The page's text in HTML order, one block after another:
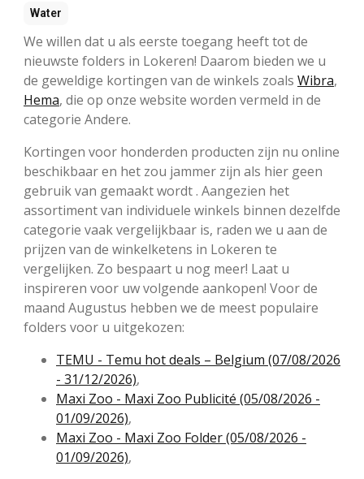
Water
We willen dat u als eerste toegang heeft tot de
nieuwste folders in Lokeren! Daarom bieden we u
de geweldige kortingen van de winkels zoals Wibra,
Hema, die op onze website worden vermeld in de
categorie Andere.
Kortingen voor honderden producten zijn nu online
beschikbaar en het zou jammer zijn als hier geen
gebruik van gemaakt wordt . Aangezien het
assortiment van individuele winkels binnen dezelfde
categorie vaak vergelijkbaar is, raden we u aan de
prijzen van de winkelketens in Lokeren te
vergelijken. Zo bespaart u nog meer! Laat u
inspireren voor uw volgende aankopen! Voor de
maand Augustus hebben we de meest populaire
folders voor u uitgekozen:
TEMU - Temu hot deals – Belgium (07/08/2026
- 31/12/2026),
Maxi Zoo - Maxi Zoo Publicité (05/08/2026 -
01/09/2026),
Maxi Zoo - Maxi Zoo Folder (05/08/2026 -
01/09/2026),